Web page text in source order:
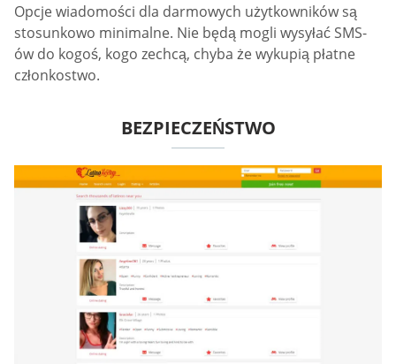
Opcje wiadomości dla darmowych użytkowników są
stosunkowo minimalne. Nie będą mogli wysyłać SMS-
ów do kogoś, kogo zechcą, chyba że wykupią płatne
członkostwo.
BEZPIECZEŃSTWO